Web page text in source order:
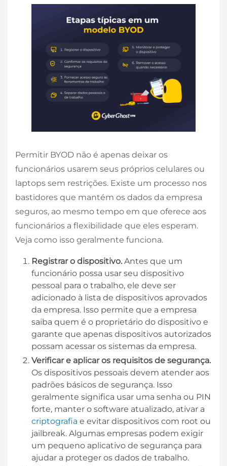
Permitir BYOD não é apenas deixar os
funcionários usarem seus próprios celulares ou
laptops sem restrições. Existe um processo nos
bastidores que mantém os dados da empresa
seguros, ao mesmo tempo em que oferece aos
funcionários a flexibilidade que eles esperam.
Veja como isso geralmente funciona.
Registrar o dispositivo. Antes que um
funcionário possa usar seu dispositivo
pessoal para o trabalho, ele deve ser
adicionado à lista de dispositivos aprovados
da empresa. Isso permite que a empresa
saiba quem é o proprietário do dispositivo e
garante que apenas dispositivos autorizados
possam acessar os sistemas da empresa.
Verificar e aplicar os requisitos de segurança.
Os dispositivos pessoais devem atender aos
padrões básicos de segurança. Isso
geralmente significa usar uma senha ou PIN
forte, manter o software atualizado, ativar a
criptografia e evitar dispositivos com root ou
jailbreak. Algumas empresas podem exigir
um pequeno aplicativo de segurança para
ajudar a proteger os dados de trabalho.